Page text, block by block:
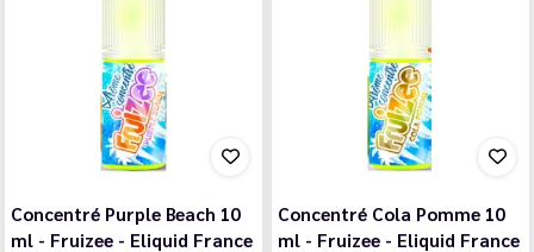
Concentré Purple Beach 10
ml - Fruizee - Eliquid France
Concentré Cola Pomme 10
ml - Fruizee - Eliquid France